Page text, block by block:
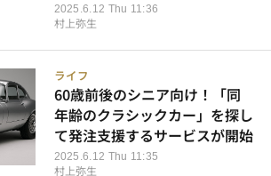
2025.6.12 Thu 11:36
村上弥生
ライフ
2025.6.12 Thu 11:35
60歳前後のシニア向け！「同
年齢のクラシックカー」を探し
て発注支援するサービスが開始
村上弥生